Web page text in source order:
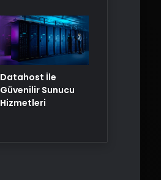
Datahost İle
Güvenilir Sunucu
Hizmetleri